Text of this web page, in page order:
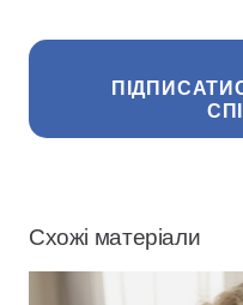
Схожі матеріали